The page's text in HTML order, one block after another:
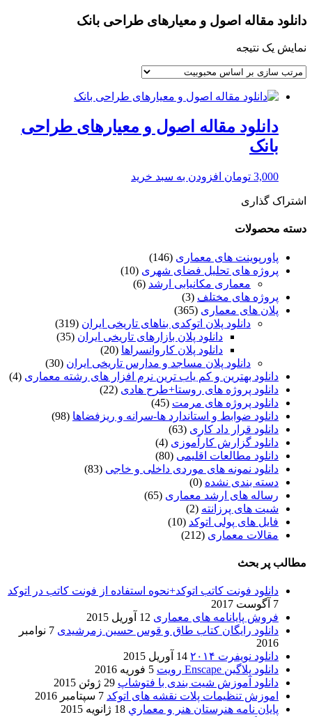
دانلود مقاله اصول و معیارهای طراحی بانک
نمایش یک نتیجه
دانلود مقاله اصول و معیارهای طراحی
بانک
3,000 تومان افزودن به سبد خرید
اشتراک گذاری
دسته محصولات
پاورپوینت های معماری (146)
پروژه های تحلیل فضای شهری (10)
معماری مکانیابی ارشد (6)
پروژه های مختلف (3)
پلان های معماری (365)
دانلود پلان اتوکدی بناهای تاریخی ایران (319)
دانلود پلان بازارهای تاریخی ایران (35)
دانلود پلان کاروانسراها (20)
دانلود پلان مساجد و مدارس تاریخی ایران (30)
دانلود بهترین و کم یاب ترین نرم افزار های رشته معماری (4)
دانلود پروژه های روستا+طرح هادی (22)
دانلود پروژه های مرمت (45)
دانلود ضوابط و استاندارد ها-سرانه و ریزفضاها (98)
دانلود قرار داد کاری (63)
دانلود گزارش کارآموزی (4)
دانلود مطالعات اقلیمی (80)
دانلود نمونه های موردی داخلی و خاجی (83)
دسته بندی نشده (0)
رساله های ارشد معماری (65)
شیت های پرزانته (2)
فایل های پولی اتوکد (10)
مقالات معماری (212)
مطالب پر بحث
دانلود فونت کاتب اتوکد+نحوه استفاده از فونت کاتب در اتوکد
7 آگوست 2017
فروش پایانامه های معماری 12 آوریل 2015
دانلود رایگان کتاب طاق و قوس حسین زمرشیدی
7 نوامبر
2016
دانلود نویفرت ۲۰۱۴
14 آوریل 2015
دانلود پلاگین Enscape رویت
5 فوریه 2016
دانلود آموزش شیت بندی با فتوشاپ 29 ژوئن 2015
اموزش تنظیمات پلات نقشه های اتوکد 7 سپتامبر 2016
پایان نامه هنرستان هنر و معماري 18 ژانویه 2015